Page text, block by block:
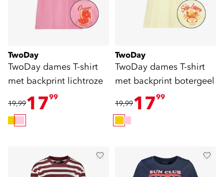
TwoDay
TwoDay dames T-shirt
met backprint lichtroze
19,991799
TwoDay
TwoDay dames T-shirt
met backprint botergeel
19,991799